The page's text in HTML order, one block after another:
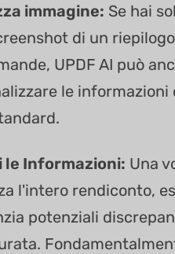
immagine: Se hai
di un
UPDF AI può
le
le Informazioni: Una
l'intero rendiconto,
potenziali